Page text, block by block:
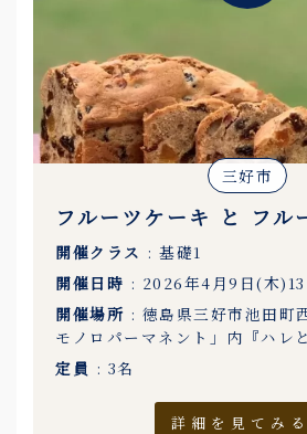
三好市
フルーツケーキ と フル
開催クラス : 基礎1
開催日時 : 2026年4月9日(木
開催場所 : 徳島県三好市池田町
モノロパーマネント」内『ハレ
定員 : 3名
詳細を見てみる